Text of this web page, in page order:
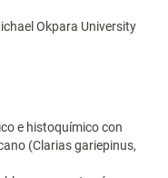
Okpara University
e histoquímico con
(Clarias gariepinus,